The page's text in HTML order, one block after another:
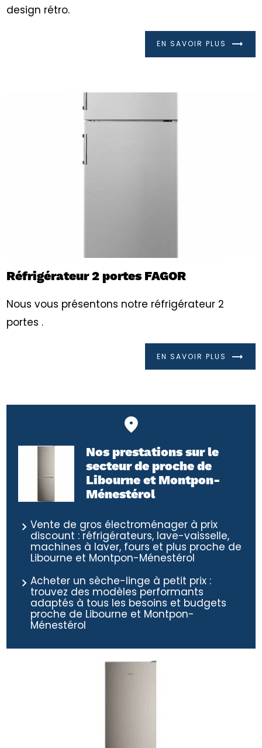
design rétro.
EN SAVOIR PLUS
Réfrigérateur 2 portes FAGOR
Nous vous présentons notre réfrigérateur 2
portes .
EN SAVOIR PLUS
Nos prestations sur le
secteur de proche de
Libourne et Montpon-
Ménestérol
Vente de gros électroménager à prix
discount : réfrigérateurs, lave-vaisselle,
machines à laver, fours et plus proche de
Libourne et Montpon-Ménestérol
Acheter un sèche-linge à petit prix :
trouvez des modèles performants
adaptés à tous les besoins et budgets
proche de Libourne et Montpon-
Ménestérol